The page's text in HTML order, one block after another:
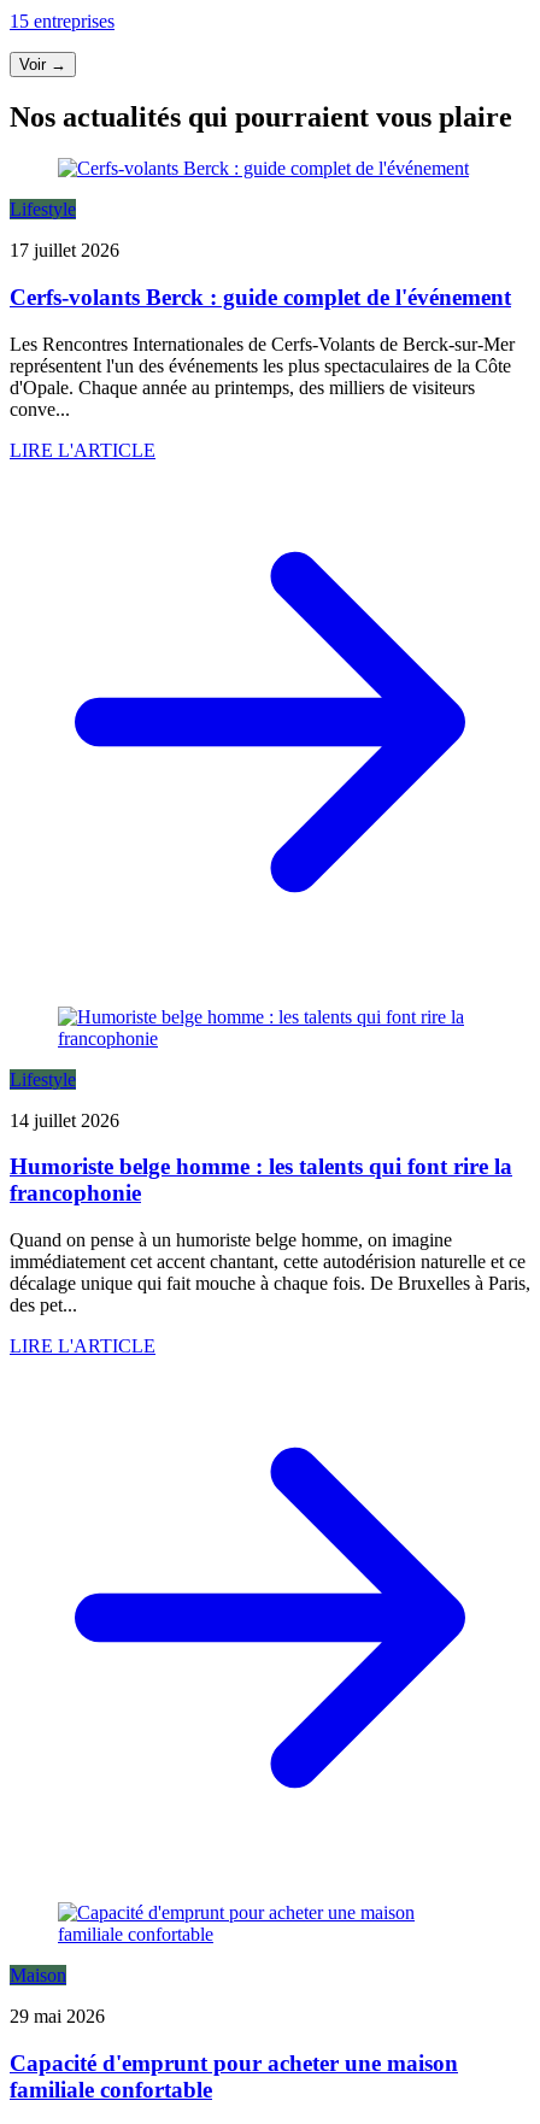
15 entreprises
Voir →
Nos actualités qui pourraient vous plaire
Lifestyle
17 juillet 2026
Cerfs-volants Berck : guide complet de l'événement
Les Rencontres Internationales de Cerfs-Volants de Berck-sur-Mer
représentent l'un des événements les plus spectaculaires de la Côte
d'Opale. Chaque année au printemps, des milliers de visiteurs
conve...
LIRE L'ARTICLE
Lifestyle
14 juillet 2026
Humoriste belge homme : les talents qui font rire la
francophonie
Quand on pense à un humoriste belge homme, on imagine
immédiatement cet accent chantant, cette autodérision naturelle et ce
décalage unique qui fait mouche à chaque fois. De Bruxelles à Paris,
des pet...
LIRE L'ARTICLE
Maison
29 mai 2026
Capacité d'emprunt pour acheter une maison
familiale confortable